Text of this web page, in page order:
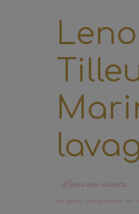
L’avis des clients :
ou poser une question sur